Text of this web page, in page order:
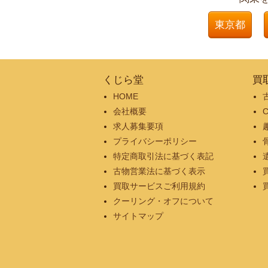
東京都
くじら堂
HOME
会社概要
求人募集要項
プライバシーポリシー
特定商取引法に基づく表記
古物営業法に基づく表示
買取サービスご利用規約
クーリング・オフについて
サイトマップ
買